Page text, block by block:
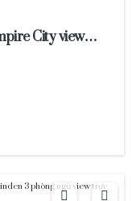
City view